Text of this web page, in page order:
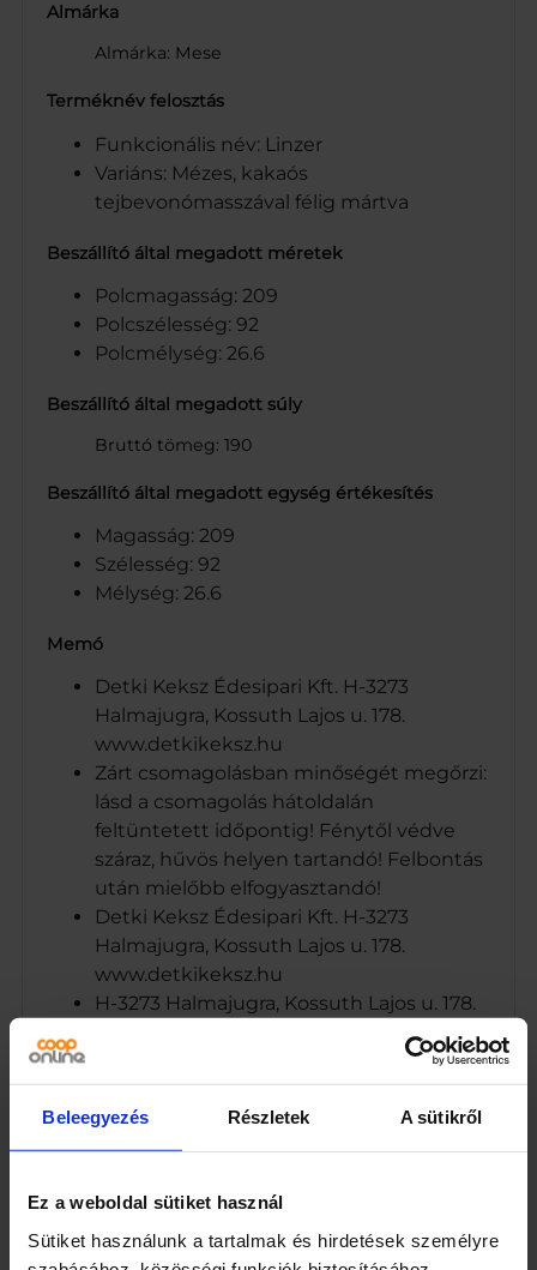
Beleegyezés Részletek A sütikről
Ez a weboldal sütiket használ
Sütiket használunk a tartalmak és hirdetések személyre
Almárka
Almárka: Mese
Terméknév felosztás
Funkcionális név: Linzer
Variáns: Mézes, kakaós
tejbevonómasszával félig mártva
Beszállító által megadott méretek
Polcmagasság: 209
Polcszélesség: 92
Polcmélység: 26.6
Beszállító által megadott súly
Bruttó tömeg: 190
Beszállító által megadott egység értékesítés
Magasság: 209
Szélesség: 92
Mélység: 26.6
Memó
Detki Keksz Édesipari Kft. H-3273
Halmajugra, Kossuth Lajos u. 178.
www.detkikeksz.hu
Zárt csomagolásban minőségét megőrzi:
lásd a csomagolás hátoldalán
feltüntetett időpontig! Fénytől védve
száraz, hűvös helyen tartandó! Felbontás
után mielőbb elfogyasztandó!
Detki Keksz Édesipari Kft. H-3273
Halmajugra, Kossuth Lajos u. 178.
www.detkikeksz.hu
H-3273 Halmajugra, Kossuth Lajos u. 178.
A tápérték táblázatban feltüntetett
ingadozásuk előfordulhat.
Kiszerelés